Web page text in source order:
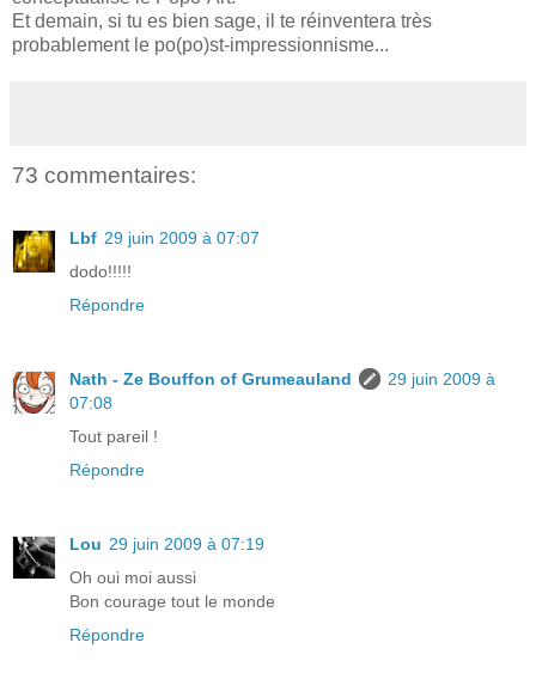
Et demain, si tu es bien sage, il te réinventera très
probablement le po(po)st-impressionnisme...
73 commentaires:
Lbf 29 juin 2009 à 07:07
dodo!!!!!
Répondre
Nath - Ze Bouffon of Grumeauland
29 juin 2009 à
07:08
Tout pareil !
Répondre
Lou 29 juin 2009 à 07:19
Oh oui moi aussi
Bon courage tout le monde
Répondre